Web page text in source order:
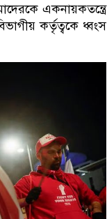
একনায়কতন্ত্রে
কর্তৃত্বকে ধ্বংস